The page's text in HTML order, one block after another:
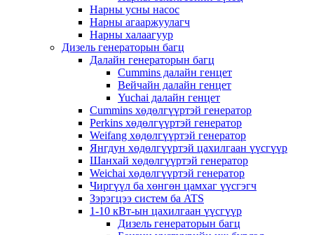
Нарны усны насос
Нарны агааржуулагч
Нарны халаагуур
Дизель генераторын багц
Далайн генераторын багц
Cummins далайн генцет
Вейчайн далайн генцет
Yuchai далайн генцет
Cummins хөдөлгүүртэй генератор
Perkins хөдөлгүүртэй генератор
Weifang хөдөлгүүртэй генератор
Янгдун хөдөлгүүртэй цахилгаан үүсгүүр
Шанхай хөдөлгүүртэй генератор
Weichai хөдөлгүүртэй генератор
Чиргүүл ба хөнгөн цамхаг үүсгэгч
Зэрэгцээ систем ба ATS
1-10 кВт-ын цахилгаан үүсгүүр
Дизель генераторын багц